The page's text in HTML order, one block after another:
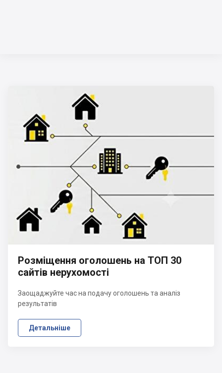
Розміщення оголошень на ТОП 30
сайтів нерухомості
Заощаджуйте час на подачу оголошень та аналіз
результатів
Детальніше